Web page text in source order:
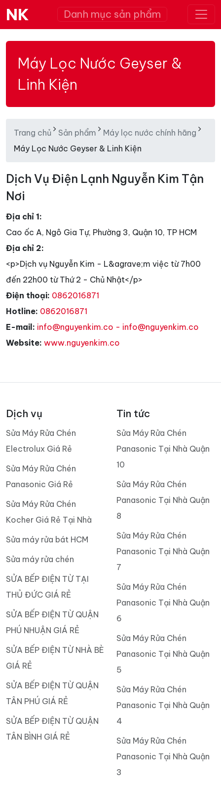
NK Danh mục sản phẩm
Máy Lọc Nước Geyser &
Linh Kiện
Trang chủ Sản phẩm
Máy lọc nước chính hãng
Máy Lọc Nước Geyser & Linh Kiện
Dịch Vụ Điện Lạnh Nguyễn Kim Tận
Nơi
Địa chỉ 1:
Cao ốc A, Ngô Gia Tự, Phường 3, Quận 10, TP HCM
Địa chỉ 2:
<p>Dịch vụ Nguyễn Kim - L&agrave;m việc từ 7h00
đến 22h00 từ Thứ 2 - Chủ Nhật</p>
Điện thoại: 0862016871
Hotline: 0862016871
E-mail: info@nguyenkim.co - info@nguyenkim.co
Website: www.nguyenkim.co
Dịch vụ
Sửa Máy Rửa Chén
Electrolux Giá Rẻ
Sửa Máy Rửa Chén
Panasonic Giá Rẻ
Sửa Máy Rửa Chén
Kocher Giá Rẻ Tại Nhà
Sửa máy rửa bát HCM
Sửa máy rửa chén
SỬA BẾP ĐIỆN TỪ TẠI
THỦ ĐỨC GIÁ RẺ
SỬA BẾP ĐIỆN TỪ QUẬN
PHÚ NHUẬN GIÁ RẺ
SỬA BẾP ĐIỆN TỪ NHÀ BÈ
GIÁ RẺ
SỬA BẾP ĐIỆN TỪ QUẬN
TÂN PHÚ GIÁ RẺ
SỬA BẾP ĐIỆN TỪ QUẬN
TÂN BÌNH GIÁ RẺ
Tin tức
Sửa Máy Rửa Chén
Panasonic Tại Nhà Quận
10
Sửa Máy Rửa Chén
Panasonic Tại Nhà Quận
8
Sửa Máy Rửa Chén
Panasonic Tại Nhà Quận
7
Sửa Máy Rửa Chén
Panasonic Tại Nhà Quận
6
Sửa Máy Rửa Chén
Panasonic Tại Nhà Quận
5
Sửa Máy Rửa Chén
Panasonic Tại Nhà Quận
4
Sửa Máy Rửa Chén
Panasonic Tại Nhà Quận
3